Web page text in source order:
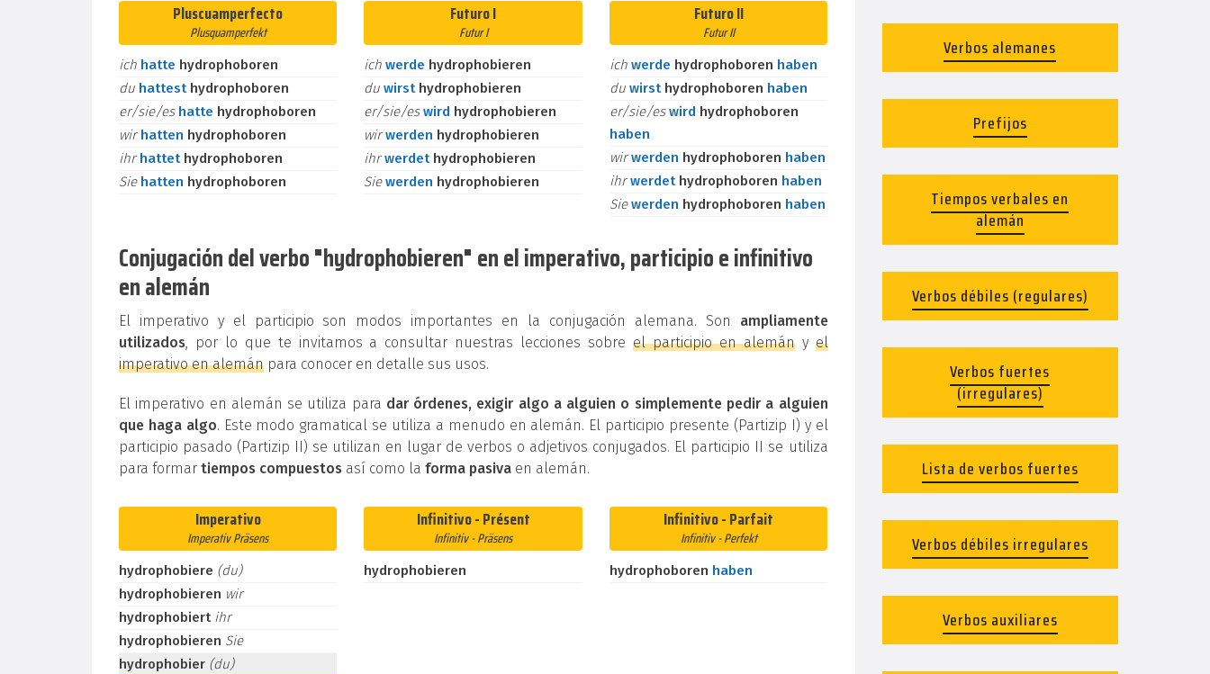
Pluscuamperfecto
Plusquamperfekt
ich hatte hydrophoboren
du hattest hydrophoboren
er/sie/es hatte hydrophoboren
wirhatten hydrophoboren
ihrhattet hydrophoboren
Sie hatten hydrophoboren
Futuro I
Futur I
ichwerde hydrophobieren
duwirst hydrophobieren
er/sie/eswird hydrophobieren
wirwerden hydrophobieren
ihrwerdet hydrophobieren
Siewerden hydrophobieren
Futuro II
Futur II
ich werde hydrophoboren haben
du wirst hydrophoboren haben
er/sie/eswird hydrophoboren
haben
wirwerden hydrophoboren haben
ihrwerdet hydrophoboren haben
Siewerden hydrophoboren haben
Conjugación del verbo "hydrophobieren" en el imperativo, participio e infinitivo
en alemán
El imperativo y el participio son modos importantes en la conjugación alemana. Son ampliamente
utilizados, por lo que te invitamos a consultar nuestras lecciones sobre el participio en alemány el
imperativo en alemán para conocer en detalle sus usos.
El imperativo en alemán se utiliza para dar órdenes, exigir algo a alguien o simplemente pedir a alguien
que haga algo. Este modo gramatical se utiliza a menudo en alemán. El participio presente (Partizip I) y el
participio pasado (Partizip II) se utilizan en lugar de verbos o adjetivos conjugados. El participio II se utiliza
para formar tiempos compuestos así como la forma pasiva en alemán.
Imperativo
Imperativ Präsens
hydrophobiere (du)
hydrophobieren wir
hydrophobiert ihr
hydrophobieren Sie
hydrophobier (du)
Infinitivo - Présent
Infinitiv - Präsens
hydrophobieren
Infinitivo - Parfait
Infinitiv - Perfekt
hydrophoboren haben
Verbos alemanes
Prefijos
Tiempos verbales en
alemán
Verbos débiles (regulares)
Verbos fuertes
(irregulares)
Lista de verbos fuertes
Verbos débiles irregulares
Verbos auxiliares